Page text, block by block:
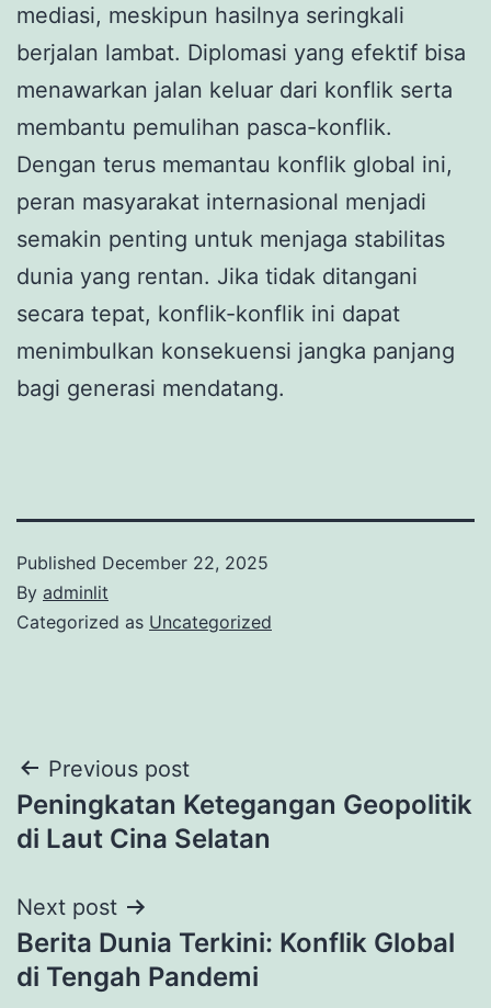
mediasi, meskipun hasilnya seringkali
berjalan lambat. Diplomasi yang efektif bisa
menawarkan jalan keluar dari konflik serta
membantu pemulihan pasca-konflik.
Dengan terus memantau konflik global ini,
peran masyarakat internasional menjadi
semakin penting untuk menjaga stabilitas
dunia yang rentan. Jika tidak ditangani
secara tepat, konflik-konflik ini dapat
menimbulkan konsekuensi jangka panjang
bagi generasi mendatang.
Published December 22, 2025
By adminlit
Categorized as Uncategorized
Post
navigation
Previous post
Peningkatan Ketegangan Geopolitik
di Laut Cina Selatan
Next post
Berita Dunia Terkini: Konflik Global
di Tengah Pandemi